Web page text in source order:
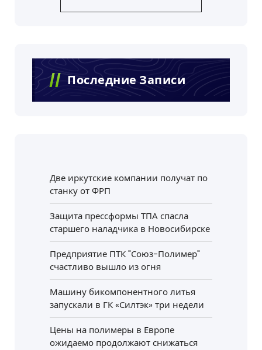
Последние Записи
Две иркутские компании получат по
станку от ФРП
Защита прессформы ТПА спасла
старшего наладчика в Новосибирске
Предприятие ПТК "Союз-Полимер"
счастливо вышло из огня
Машину бикомпонентного литья
запускали в ГК «Силтэк» три недели
Цены на полимеры в Европе
ожидаемо продолжают снижаться